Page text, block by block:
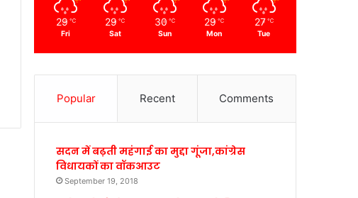
29 ℃
Fri
29 ℃
Sat
30 ℃
Sun
29 ℃
Mon
27 ℃
Tue
Popular Recent Comments
सदन में बढ़ती महंगाई का मुद्दा गूंजा,कांग्रेस
विधायकों का वॉकआउट
September 19, 2018